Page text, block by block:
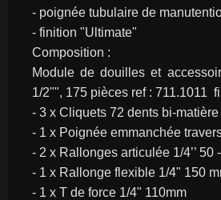
- poignée tubulaire de
- finition "Ultimate"
Composition :
Module de douilles et
1/2"", 175 pièces ref : 711.1011
- 3 x Cliquets 72 dents bi-matière 1/
- 1 x Poignée emmanchée
- 2 x Rallonges articulée 1/4’’ 50
- 1 x Rallonge flexible 1/4" 150
- 1 x T de force 1/4" 110mm